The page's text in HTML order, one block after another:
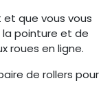
que vous vous
pointure et de
roues en ligne.
de rollers pour